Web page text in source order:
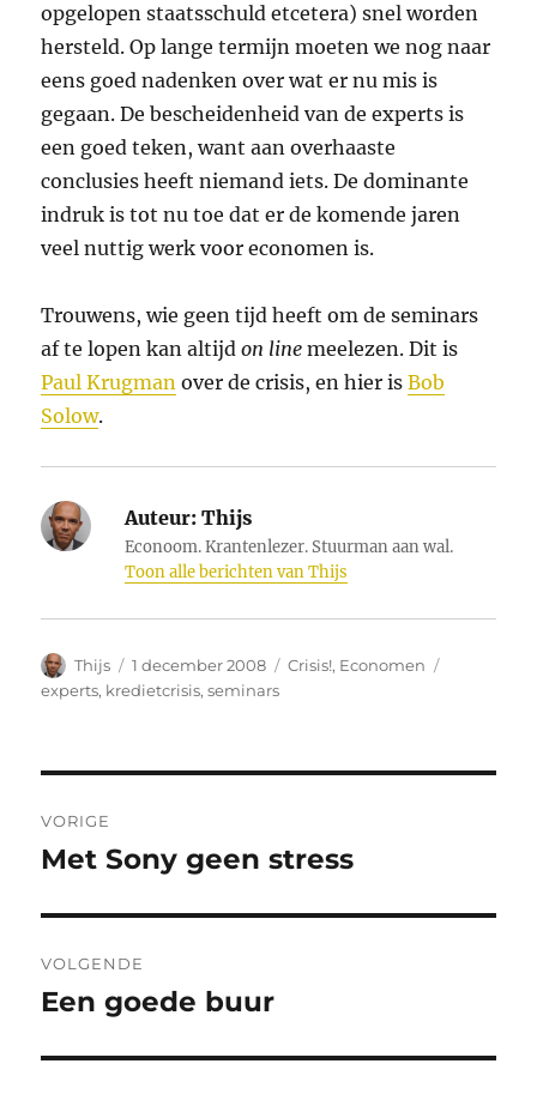
opgelopen staatsschuld etcetera) snel worden
hersteld. Op lange termijn moeten we nog naar
eens goed nadenken over wat er nu mis is
gegaan. De bescheidenheid van de experts is
een goed teken, want aan overhaaste
conclusies heeft niemand iets. De dominante
indruk is tot nu toe dat er de komende jaren
veel nuttig werk voor economen is.
Trouwens, wie geen tijd heeft om de seminars
af te lopen kan altijdon line meelezen. Dit is
Paul Krugman over de crisis, en hier isBob
Solow.
Auteur: Thijs
Econoom. Krantenlezer. Stuurman aan wal.
Toon alle berichten van Thijs
Auteur
Thijs
Geplaatst
op
1 december 2008 Categorieën
Crisis!, Economen
experts, kredietcrisis,seminars
navigatie
VORIGE
Vorig
Met Sony geen stress
VOLGENDE
Volgend
Een goede buur